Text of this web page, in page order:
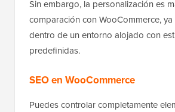
Sin embargo, la personalización es
comparación con WooCommerce,
dentro de un entorno alojado con
predefinidas.
SEO en WooCommerce
Puedes controlar completamente